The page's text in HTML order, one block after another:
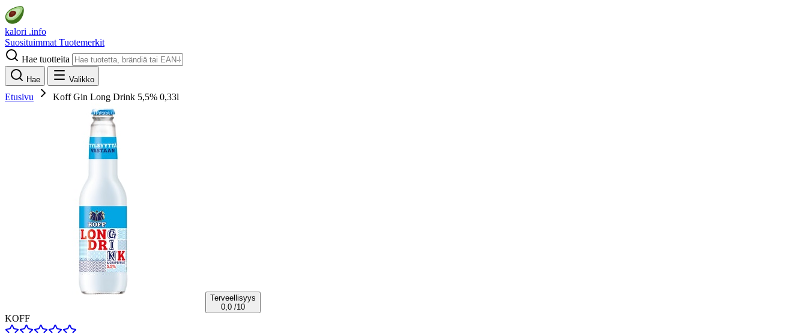
kalori .info
Suosituimmat Tuotemerkit
Hae tuotteita
Hae Valikko
Etusivu Koff Gin Long Drink 5,5% 0,33l
Terveellisyys
0,0 /10
KOFF